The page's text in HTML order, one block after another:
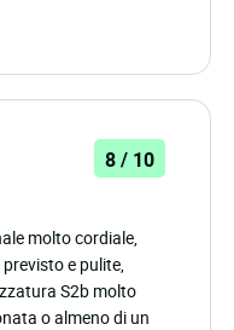
8 / 10
molto cordiale,
e pulite,
S2b molto
o almeno di un